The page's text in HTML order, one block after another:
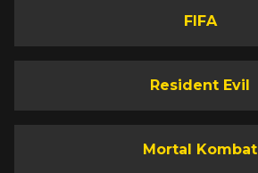
FIFA
Resident Evil
Mortal Kombat